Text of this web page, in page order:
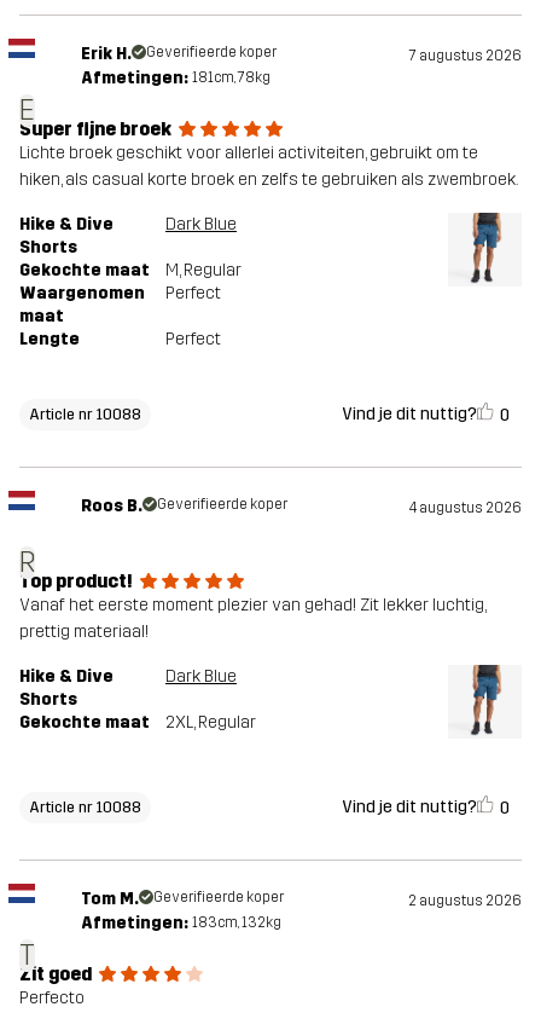
E
Erik H. Geverifieerde koper 7 augustus 2026
Afmetingen: 181cm, 78kg
Super fijne broek
Lichte broek geschikt voor allerlei activiteiten, gebruikt om te
hiken, als casual korte broek en zelfs te gebruiken als zwembroek.
Hike & Dive
Shorts
Dark Blue
Gekochte maat M, Regular
Waargenomen
maat
Perfect
Lengte Perfect
Article nr 10088 Vind je dit nuttig? 0
R
Roos B. Geverifieerde koper 4 augustus 2026
Top product!
Vanaf het eerste moment plezier van gehad! Zit lekker luchtig,
prettig materiaal!
Hike & Dive
Shorts
Dark Blue
Gekochte maat 2XL, Regular
Article nr 10088 Vind je dit nuttig? 0
T
Tom M. Geverifieerde koper 2 augustus 2026
Afmetingen: 183cm, 132kg
Zit goed
Perfecto